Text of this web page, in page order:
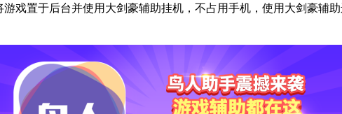
戏置于后台并使用大剑豪辅助挂机，不占用手机，使用大剑豪辅